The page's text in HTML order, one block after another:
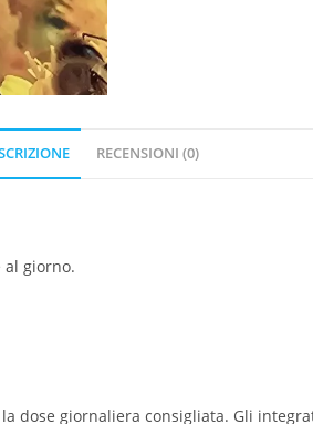
RECENSIONI (0)
al giorno.
dose giornaliera consigliata. Gli